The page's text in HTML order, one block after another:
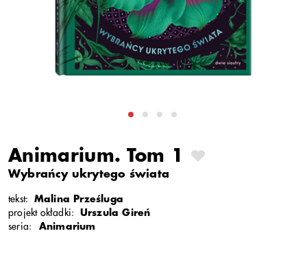
Animarium. Tom 1
Wybrańcy ukrytego świata
tekst:
Malina Prześluga
projekt okładki:
Urszula Gireń
seria:
Animarium